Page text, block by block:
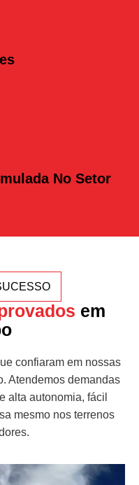
No Setor
em
confiaram em nossas
Atendemos demandas
alta autonomia, fácil
mesmo nos terrenos